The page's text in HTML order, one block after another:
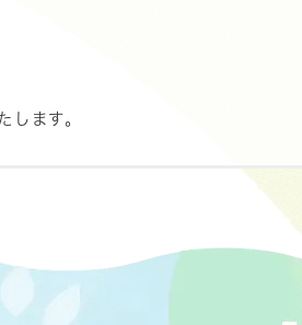
します。